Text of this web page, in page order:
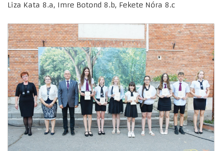
Liza Kata 8.a, Imre Botond 8.b, Fekete Nóra 8.c